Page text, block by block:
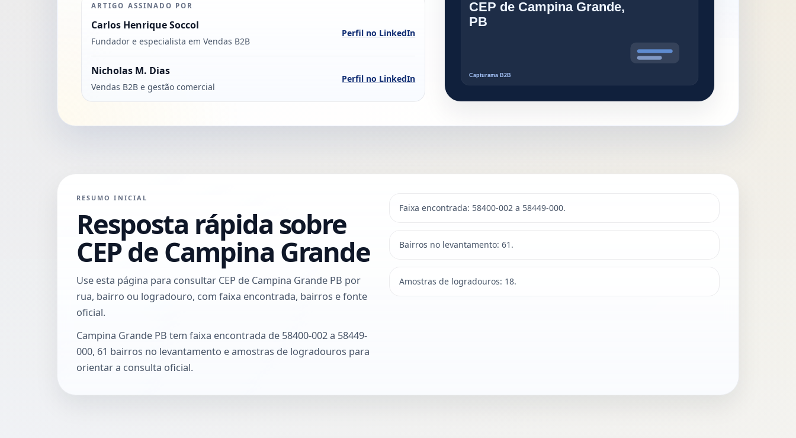
ARTIGO ASSINADO POR
Carlos Henrique Soccol
Fundador e especialista em Vendas B2B
Perfil no LinkedIn
Nicholas M. Dias
Vendas B2B e gestão comercial
Perfil no LinkedIn
RESUMO INICIAL
Resposta rápida sobre
CEP de Campina Grande
Use esta página para consultar CEP de Campina Grande PB por
rua, bairro ou logradouro, com faixa encontrada, bairros e fonte
oficial.
Campina Grande PB tem faixa encontrada de 58400-002 a 58449-
000, 61 bairros no levantamento e amostras de logradouros para
orientar a consulta oficial.
Faixa encontrada: 58400-002 a 58449-000.
Bairros no levantamento: 61.
Amostras de logradouros: 18.